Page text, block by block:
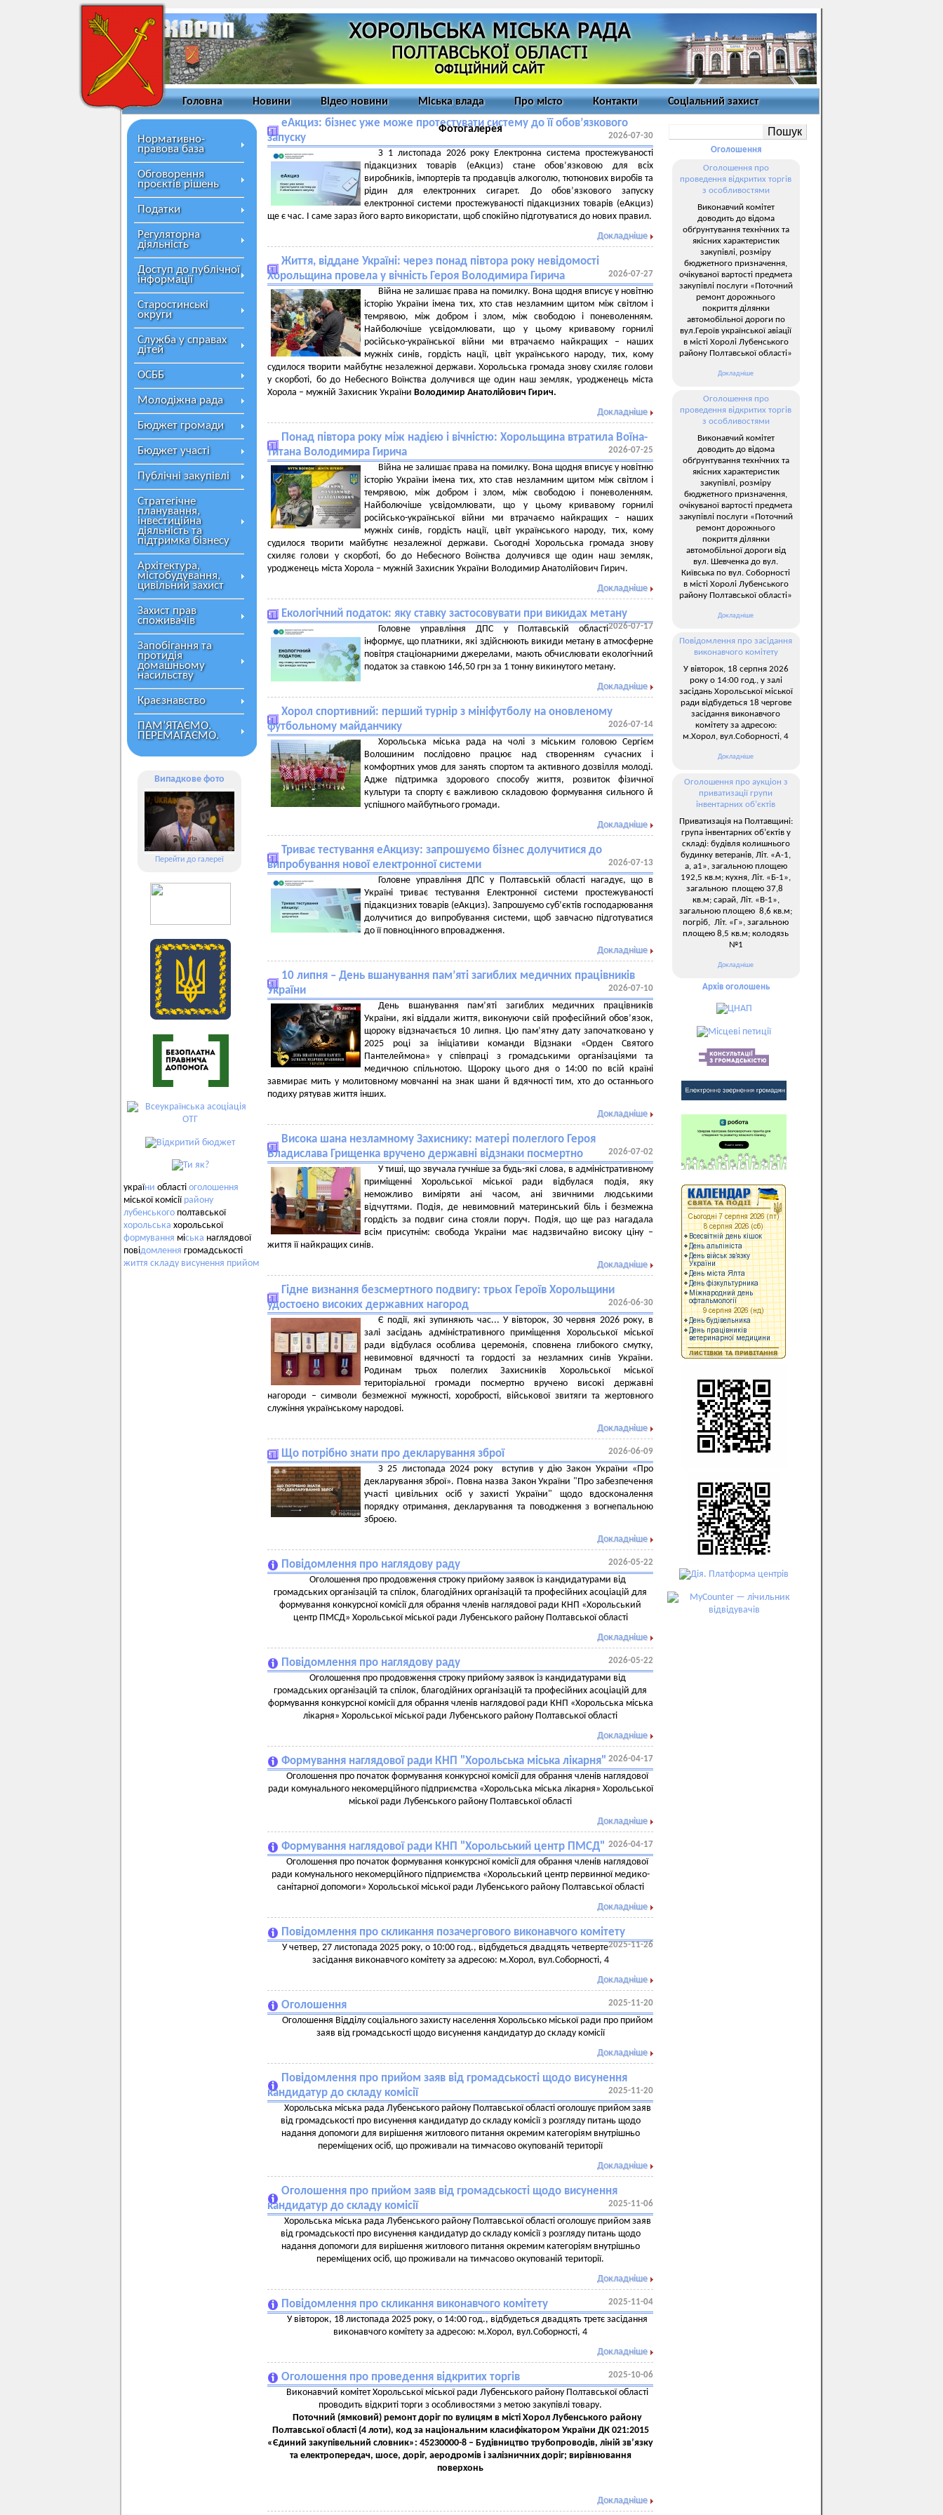
Головна Новини Відео новини Міська влада Про місто Контакти Соціальний захист
Фотогалерея
Нормативно-
правова база
Обговорення
проєктів рішень
Податки
Регуляторна
діяльність
Доступ до публічної
інформації
Старостинські
округи
Служба у справах
дітей
ОСББ
Молодіжна рада
Бюджет громади
Бюджет участі
Публічні закупівлі
Стратегічне
планування,
інвестиційна
діяльність та
підтримка бізнесу
Архітектура,
містобудування,
цивільний захист
Захист прав
споживачів
Запобігання та
протидія
домашньому
насильству
Краєзнавство
ПАМ’ЯТАЄМО.
ПЕРЕМАГАЄМО.
Випадкове фото
Перейти до галереї
україни області оголошення
міської комісії району
лубенського полтавської
хорольська хорольської
формування міська наглядової
повідомлення громадськості
життя складу висунення прийом
еАкциз: бізнес уже може протестувати систему до її обов’язкового
запуску
2026-07-30
З 1 листопада 2026 року Електронна система простежуваності
підакцизних товарів (еАкциз) стане обов’язковою для всіх
виробників, імпортерів та продавців алкоголю, тютюнових виробів та
рідин для електронних сигарет. До обов’язкового запуску
електронної системи простежуваності підакцизних товарів (еАкциз)
ще є час. І саме зараз його варто використати, щоб спокійно підготуватися до нових правил.
Докладніше
Життя, віддане Україні: через понад півтора року невідомості
Хорольщина провела у вічність Героя Володимира Гирича
2026-07-27
Війна не залишає права на помилку. Вона щодня вписує у новітню
історію України імена тих, хто став незламним щитом між світлом і
темрявою, між добром і злом, між свободою і поневоленням.
Найболючіше усвідомлювати, що у цьому кривавому горнилі
російсько-української війни ми втрачаємо найкращих – наших
мужніх синів, гордість нації, цвіт українського народу, тих, кому
судилося творити майбутнє незалежної держави. Хорольська громада знову схиляє голови
у скорботі, бо до Небесного Воїнства долучився ще один наш земляк, уродженець міста
Хорола – мужній Захисник України Володимир Анатолійович Гирич.
Докладніше
Понад півтора року між надією і вічністю: Хорольщина втратила Воїна-
титана Володимира Гирича
2026-07-25
Війна не залишає права на помилку. Вона щодня вписує у новітню
історію України імена тих, хто став незламним щитом між світлом і
темрявою, між добром і злом, між свободою і поневоленням.
Найболючіше усвідомлювати, що у цьому кривавому горнилі
російсько-української війни ми втрачаємо найкращих – наших
мужніх синів, гордість нації, цвіт українського народу, тих, кому
судилося творити майбутнє незалежної держави. Сьогодні Хорольська громада знову
схиляє голови у скорботі, бо до Небесного Воїнства долучився ще один наш земляк,
уродженець міста Хорола – мужній Захисник України Володимир Анатолійович Гирич.
Докладніше
Екологічний податок: яку ставку застосовувати при викидах метану
2026-07-17
Головне управління ДПС у Полтавській області
інформує, що платники, які здійснюють викиди метану в атмосферне
повітря стаціонарними джерелами, мають обчислювати екологічний
податок за ставкою 146,50 грн за 1 тонну викинутого метану.
Докладніше
Хорол спортивний: перший турнір з мініфутболу на оновленому
футбольному майданчику
2026-07-14
Хорольська міська рада на чолі з міським головою Сергієм
Волошиним послідовно працює над створенням сучасних і
комфортних умов для занять спортом та активного дозвілля молоді.
Адже підтримка здорового способу життя, розвиток фізичної
культури та спорту є важливою складовою формування сильного й
успішного майбутнього громади.
Докладніше
Триває тестування еАкцизу: запрошуємо бізнес долучитися до
випробування нової електронної системи
2026-07-13
Головне управління ДПС у Полтавській області нагадує, що в
Україні триває тестування Електронної системи простежуваності
підакцизних товарів (еАкциз). Запрошуємо суб’єктів господарювання
долучитися до випробування системи, щоб завчасно підготуватися
до її повноцінного впровадження.
Докладніше
10 липня – День вшанування пам’яті загиблих медичних працівників
України
2026-07-10
День вшанування пам’яті загиблих медичних працівників
України, які віддали життя, виконуючи свій професійний обов’язок,
щороку відзначається 10 липня. Цю пам’ятну дату започатковано у
2025 році за ініціативи команди Відзнаки «Орден Святого
Пантелеймона» у співпраці з громадськими організаціями та
медичною спільнотою. Щороку цього дня о 14:00 по всій країні
завмирає мить у молитовному мовчанні на знак шани й вдячності тим, хто до останнього
подиху рятував життя інших.
Докладніше
Висока шана незламному Захиснику: матері полеглого Героя
Владислава Грищенка вручено державні відзнаки посмертно
2026-07-02
У тиші, що звучала гучніше за будь-які слова, в адміністративному
приміщенні Хорольської міської ради відбулася подія, яку
неможливо виміряти ані часом, ані звичними людськими
відчуттями. Подія, де невимовний материнський біль і безмежна
гордість за подвиг сина стояли поруч. Подія, що ще раз нагадала
всім присутнім: свобода України має надзвичайно високу ціну –
життя її найкращих синів.
Докладніше
Гідне визнання безсмертного подвигу: трьох Героїв Хорольщини
удостоєно високих державних нагород
2026-06-30
Є події, які зупиняють час... У вівторок, 30 червня 2026 року, в
залі засідань адміністративного приміщення Хорольської міської
ради відбулася особлива церемонія, сповнена глибокого смутку,
невимовної вдячності та гордості за незламних синів України.
Родинам трьох полеглих Захисників Хорольської міської
територіальної громади посмертно вручено високі державні
нагороди – символи безмежної мужності, хоробрості, військової звитяги та жертовного
служіння українському народові.
Докладніше
Що потрібно знати про декларування зброї 2026-06-09
З 25 листопада 2024 року вступив у дію Закон України «Про
декларування зброї». Повна назва Закон України "Про забезпечення
участі цивільних осіб у захисті України" щодо вдосконалення
порядку отримання, декларування та поводження з вогнепальною
зброєю.
Докладніше
Повідомлення про наглядову раду 2026-05-22
Оголошення про продовження строку прийому заявок із кандидатурами від
громадських організацій та спілок, благодійних організацій та професійних асоціацій для
формування конкурсної комісії для обрання членів наглядової ради КНП «Хорольський
центр ПМСД» Хорольської міської ради Лубенського району Полтавської області
Докладніше
Повідомлення про наглядову раду 2026-05-22
Оголошення про продовження строку прийому заявок із кандидатурами від
громадських організацій та спілок, благодійних організацій та професійних асоціацій для
формування конкурсної комісії для обрання членів наглядової ради КНП «Хорольська міська
лікарня» Хорольської міської ради Лубенського району Полтавської області
Докладніше
Формування наглядової ради КНП "Хорольська міська лікарня" 2026-04-17
Оголошення про початок формування конкурсної комісії для обрання членів наглядової
ради комунального некомерційного підприємства «Хорольська міська лікарня» Хорольської
міської ради Лубенського району Полтавської області
Докладніше
Формування наглядової ради КНП "Хорольський центр ПМСД" 2026-04-17
Оголошення про початок формування конкурсної комісії для обрання членів наглядової
ради комунального некомерційного підприємства «Хорольський центр первинної медико-
санітарної допомоги» Хорольської міської ради Лубенського району Полтавської області
Докладніше
Повідомлення про скликання позачергового виконавчого комітету
2025-11-26
У четвер, 27 листопада 2025 року, о 10:00 год., відбудеться двадцять четверте
засідання виконавчого комітету за адресою: м.Хорол, вул.Соборності, 4
Докладніше
Оголошення 2025-11-20
Оголошення Відділу соціального захисту населення Хорольсько міської ради про прийом
заяв від громадськості щодо висунення кандидатур до складу комісії
Докладніше
Повідомлення про прийом заяв від громадськості щодо висунення
кандидатур до складу комісії
2025-11-20
Хорольська міська рада Лубенського району Полтавської області оголошує прийом заяв
від громадськості про висунення кандидатур до складу комісії з розгляду питань щодо
надання допомоги для вирішення житлового питання окремим категоріям внутрішньо
переміщених осіб, що проживали на тимчасово окупованій території
Докладніше
Оголошення про прийом заяв від громадськості щодо висунення
кандидатур до складу комісії
2025-11-06
Хорольська міська рада Лубенського району Полтавської області оголошує прийом заяв
від громадськості про висунення кандидатур до складу комісії з розгляду питань щодо
надання допомоги для вирішення житлового питання окремим категоріям внутрішньо
переміщених осіб, що проживали на тимчасово окупованій території.
Докладніше
Повідомлення про скликання виконавчого комітету 2025-11-04
У вівторок, 18 листопада 2025 року, о 14:00 год., відбудеться двадцять третє засідання
виконавчого комітету за адресою: м.Хорол, вул.Соборності, 4
Докладніше
Оголошення про проведення відкритих торгів 2025-10-06
Виконавчий комітет Хорольської міської ради Лубенського району Полтавської області
проводить відкриті торги з особливостями з метою закупівлі товару.
Поточний (ямковий) ремонт доріг по вулицям в місті Хорол Лубенського району
Полтавської області (4 лоти), код за національним класифікатором України ДК 021:2015
«Єдиний закупівельний словник»: 45230000-8 – Будівництво трубопроводів, ліній зв’язку
та електропередач, шосе, доріг, аеродромів і залізничних доріг; вирівнювання
поверхонь
Докладніше
Оголошення
Оголошення про
проведення відкритих торгів
з особливостями
Виконавчий комітет
доводить до відома
обґрунтування технічних та
якісних характеристик
закупівлі, розміру
бюджетного призначення,
очікуваної вартості предмета
закупівлі послуги «Поточний
ремонт дорожнього
покриття ділянки
автомобільної дороги по
вул.Героїв української авіації
в місті Хоролі Лубенського
району Полтавської області»
Докладніше
Оголошення про
проведення відкритих торгів
з особливостями
Виконавчий комітет
доводить до відома
обґрунтування технічних та
якісних характеристик
закупівлі, розміру
бюджетного призначення,
очікуваної вартості предмета
закупівлі послуги «Поточний
ремонт дорожнього
покриття ділянки
автомобільної дороги від
вул. Шевченка до вул.
Київська по вул. Соборності
в місті Хоролі Лубенського
району Полтавської області»
Докладніше
Повідомлення про засідання
виконавчого комітету
У вівторок, 18 серпня 2026
року о 14:00 год., у залі
засідань Хорольської міської
ради відбудеться 18 чергове
засідання виконавчого
комітету за адресою:
м.Хорол, вул.Соборності, 4
Докладніше
Оголошення про аукціон з
приватизації групи
інвентарних об’єктів
Приватизація на Полтавщині:
група інвентарних об’єктів у
складі: будівля колишнього
будинку ветеранів, Літ. «А-1,
а, а1», загальною площею
192,5 кв.м; кухня, Літ. «Б-1»,
загальною площею 37,8
кв.м; сарай, Літ. «В-1»,
загальною площею 8,6 кв.м;
погріб, Літ. «Г», загальною
площею 8,5 кв.м; колодязь
№1
Докладніше
Архів оголошень